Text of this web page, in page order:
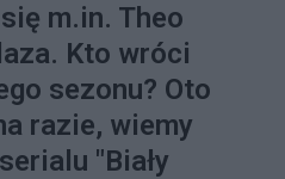
m.in. Theo
Kto wróci
sezonu? Oto
razie, wiemy
"Biały